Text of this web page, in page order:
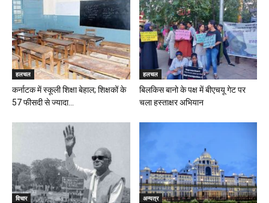
हलचल
कर्नाटक में स्कूली शिक्षा बेहाल; शिक्षकों के
57 फीसदी से ज्यादा...
हलचल
बिलकिस बानो के पक्ष में बीएचयू गेट पर
चला हस्ताक्षर अभियान
विचार अन्यत्र